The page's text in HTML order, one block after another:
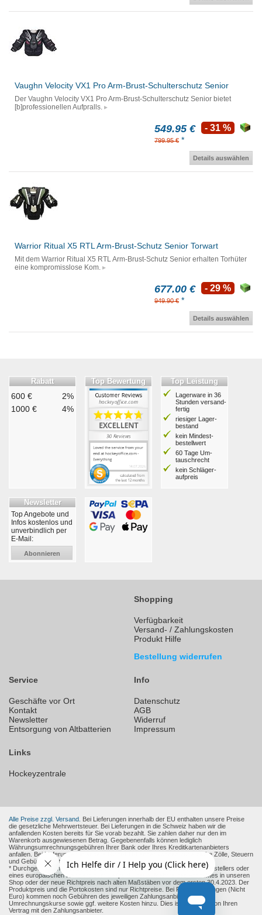
Vaughn Velocity VX1 Pro Arm-Brust-Schulterschutz Senior
Der Vaughn Velocity VX1 Pro Arm-Brust-Schulterschutz Senior bietet
[b]professionellen Aufpralls.
549.95 €
799.95 € *
- 31 %
Details auswählen
Warrior Ritual X5 RTL Arm-Brust-Schutz Senior Torwart
Mit dem Warrior Ritual X5 RTL Arm-Brust-Schutz Senior erhalten Torhüter
eine kompromisslose Kom.
677.00 €
949.90 € *
- 29 %
Details auswählen
Rabatt
600 €
2%
1000 €
4%
Top Bewertung Top Leistung
Lagerware in 36
Stunden ver­sand­
fertig
riesiger Lager­
bestand
kein Mindest­
bestell­wert
60 Tage Um­
tausch­recht
kein Schläger­
aufpreis
Newsletter
Top Angebote und
Infos kostenlos und
unverbindlich per
E-Mail:
Abonnieren
Shopping
Verfügbarkeit
Versand- / Zahlungskosten
Produkt Hilfe
Bestellung widerrufen
Service
Geschäfte vor Ort
Kontakt
Newsletter
Entsorgung von Altbatterien
Info
Datenschutz
AGB
Widerruf
Impressum
Links
Hockeyzentrale
Alle Preise zzgl. Versand. Bei Lieferungen innerhalb der EU enthalten unsere Preise
die gesetzliche Mehrwertsteuer. Bei Lieferungen in die Schweiz haben wir die
anfallenden Kosten bereits für Sie vorab bezahlt. Sie zahlen daher nur den im
Warenkorb ausgewiesenen Betrag. Gegebenenfalls können lediglich
Währungsumrechnungsgebühren Ihrer Bank oder Ihres Kreditkartenanbieters
anfallen. Bei Lieferungen in andere Nicht-EU-Länder können zusätzliche Zölle, Steuern
und Gebühren entstehen.
* Durchgestrichene Preise sind die empfohlenen Verkaufspreise des Herstellers oder
eines europäischen Händlers zum Zeitpunkt der Aufnahme des Produktes in unseren
Shop oder der neue Richtpreis nach alten Maßstäben vor dem ersten 30.4.2023. Der
Produktpreis und die Portokosten sind nur Richtpreise. Bei Fremdwährungen (Nicht
Euro) kommen noch Gebühren des jeweiligen Zahlungsanbieter und
Umrechnungskurse sowie ggf. weitere Kosten hinzu. Dies ist abhängig von Ihren
Vertrag mit den Zahlungsanbieter.